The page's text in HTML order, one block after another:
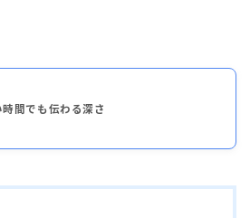
時間でも伝わる深さ